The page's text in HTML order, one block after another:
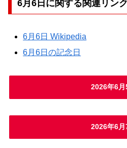
6月6日に関する関連リンク
6月6日 Wikipedia
6月6日の記念日
2026年6月
2026年6月